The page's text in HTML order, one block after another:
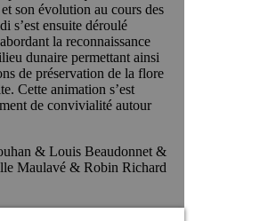
son évolution au cours des
s’est ensuite déroulé
la reconnaissance
dunaire permettant ainsi
de préservation de la flore
Cette animation s’est
de convivialité autour
& Louis Beaudonnet &
Maulavé & Robin Richard